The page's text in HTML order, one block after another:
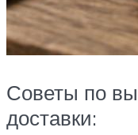
Советы по
доставки: